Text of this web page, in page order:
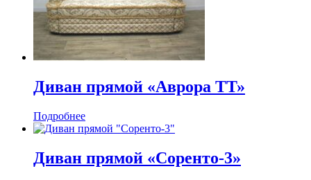
Диван прямой «Аврора ТТ»
Подробнее
Диван прямой «Соренто-3»